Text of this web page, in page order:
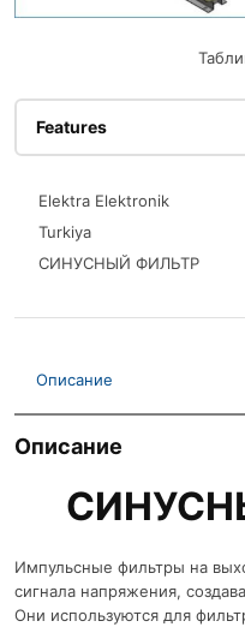
Features
Elektra Elektronik
Turkiya
СИНУСНЫЙ ФИЛЬТР
Описание
Описание
Импульсные фильтры на
сигнала напряжения,
Они используются для